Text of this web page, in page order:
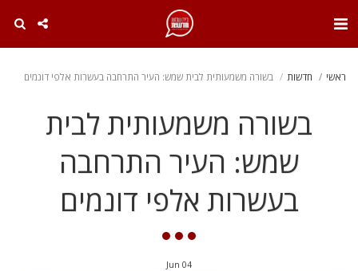
ראשי חדשות בשורה משמעותית לבית שמש: העיר התרחבה בעשרות אלפי דונמים
בשורה משמעותית לבית
שמש: העיר התרחבה
בעשרות אלפי דונמים
04
Jun